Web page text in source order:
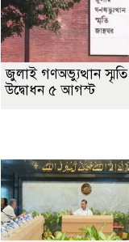
জুলাই গণঅভ্যুত্থান
উদ্বোধন ৫ আগস্ট